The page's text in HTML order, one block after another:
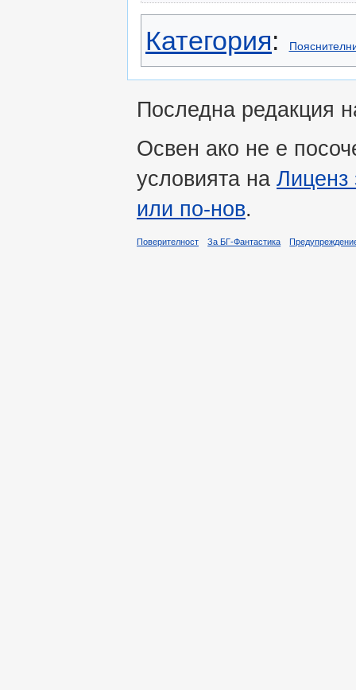
Категория:
Последна редакция
Освен ако не е
условията на Лиценз
или по-нов.
Поверителност За БГ-Фантастика